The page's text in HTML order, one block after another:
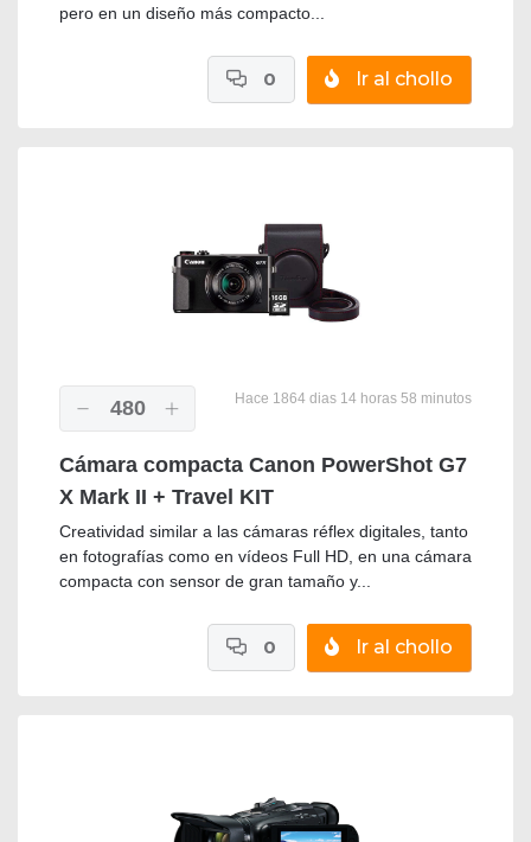
pero en un diseño más compacto...
Ir al chollo
0
480 Hace 1864 dias 14 horas 58 minutos
Cámara compacta Canon PowerShot G7
X Mark II + Travel KIT
Creatividad similar a las cámaras réflex digitales, tanto
en fotografías como en vídeos Full HD, en una cámara
compacta con sensor de gran tamaño y...
Ir al chollo
0